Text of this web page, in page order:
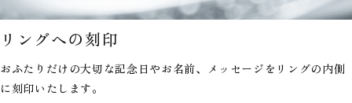
リングへの刻印
おふたりだけの大切な記念日やお名前、メッセージを リングの内側
に刻印いたします。